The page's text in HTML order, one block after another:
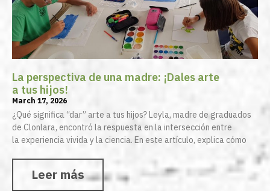
La perspectiva de una madre: ¡Dales arte
a tus hijos!
March 17, 2026
¿Qué significa “dar” arte a tus hijos? Leyla, madre de graduados
de Clonlara, encontró la respuesta en la intersección entre
la experiencia vivida y la ciencia. En este artículo, explica cómo
Leer más